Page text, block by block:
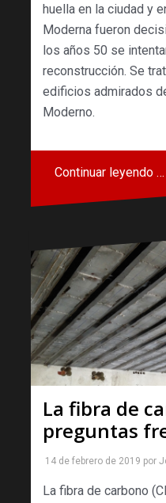
huella en la ciudad y
Moderna fueron
los años 50 se
reconstrucción. Se
edificios admirados
Moderno.
Continuar leyendo …
La fibra de
preguntas
14 de febrero de 2019 por
La fibra de carbono